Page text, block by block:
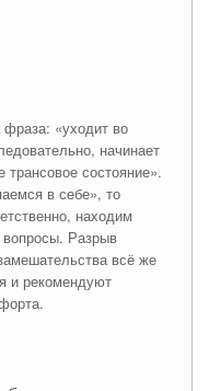
«уходит во
начинает
трансовое состояние».
в себе», то
находим
Разрыв
всё же
и рекомендуют